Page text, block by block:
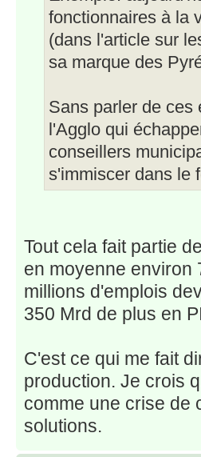
fonctionnaires à la
(dans l'article sur
sa marque des
Sans parler de ces
l'Agglo qui
conseillers
s'immiscer dans le
Tout cela fait partie
en moyenne environ
millions d'emplois
350 Mrd de plus en
C'est ce qui me fait
production. Je crois
comme une crise de
solutions.